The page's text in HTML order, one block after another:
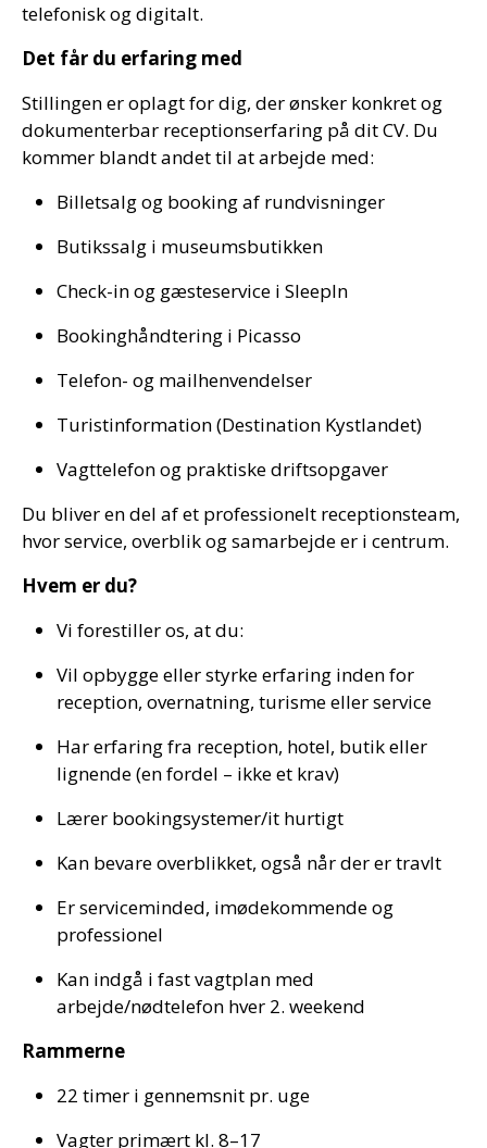
telefonisk og digitalt.
Det får du erfaring med
Stillingen er oplagt for dig, der ønsker konkret og
dokumenterbar receptionserfaring på dit CV. Du
kommer blandt andet til at arbejde med:
Billetsalg og booking af rundvisninger
Butikssalg i museumsbutikken
Check-in og gæsteservice i SleepIn
Bookinghåndtering i Picasso
Telefon- og mailhenvendelser
Turistinformation (Destination Kystlandet)
Vagttelefon og praktiske driftsopgaver
Du bliver en del af et professionelt receptionsteam,
hvor service, overblik og samarbejde er i centrum.
Hvem er du?
Vi forestiller os, at du:
Vil opbygge eller styrke erfaring inden for
reception, overnatning, turisme eller service
Har erfaring fra reception, hotel, butik eller
lignende (en fordel – ikke et krav)
Lærer bookingsystemer/it hurtigt
Kan bevare overblikket, også når der er travlt
Er serviceminded, imødekommende og
professionel
Kan indgå i fast vagtplan med
arbejde/nødtelefon hver 2. weekend
Rammerne
22 timer i gennemsnit pr. uge
Vagter primært kl. 8–17